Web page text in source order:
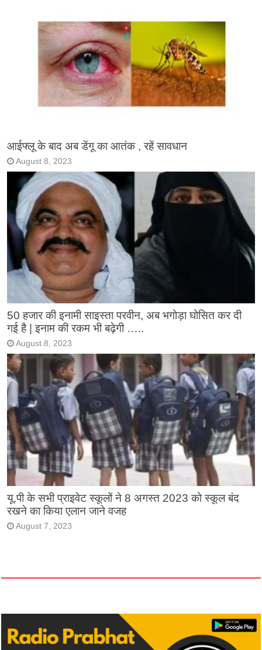
आईफ्लू के बाद अब डेंगू का आतंक , रहें सावधान
August 8, 2023
50 हजार की इनामी साइस्ता परवीन, अब भगोड़ा घोसित कर दी
गई है | इनाम की रकम भी बढ़ेगी …..
August 8, 2023
यू.पी के सभी प्राइवेट स्कूलों ने 8 अगस्त 2023 को स्कूल बंद
रखने का किया एलान जाने वजह
August 7, 2023